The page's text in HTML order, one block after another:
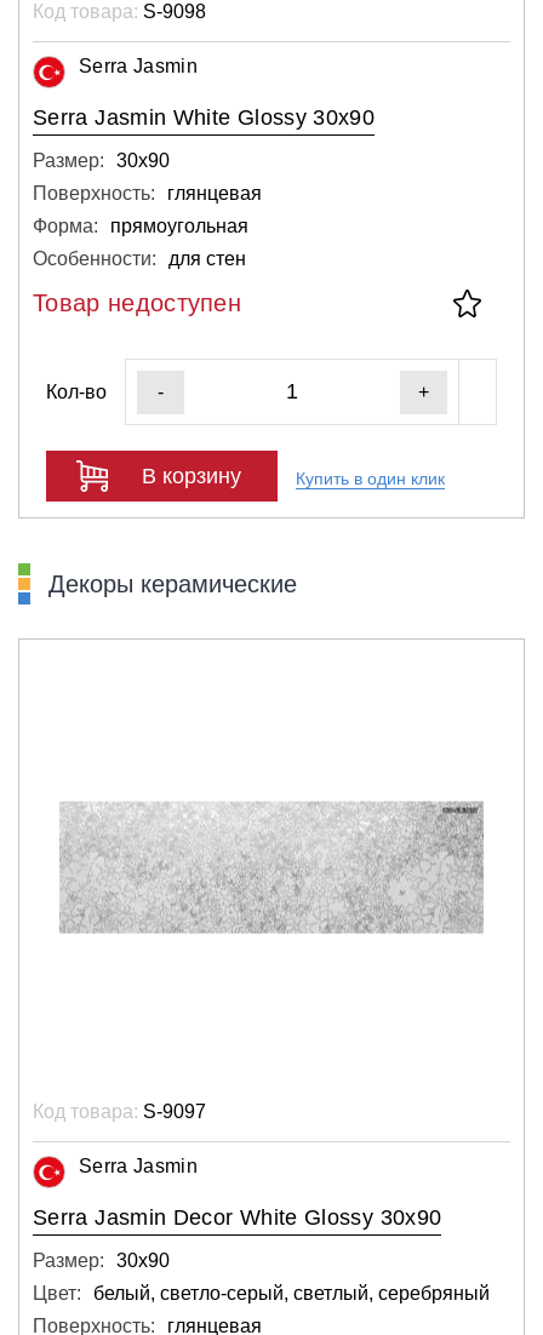
Код товара: S-9098
Serra Jasmin
Serra Jasmin White Glossy 30x90
Размер:
30х90
Поверхность:
глянцевая
Форма:
прямоугольная
Особенности:
для стен
Товар недоступен
Кол-во - +
В корзину Купить в один клик
Декоры керамические
Код товара: S-9097
Serra Jasmin
Serra Jasmin Decor White Glossy 30x90
Размер:
30х90
Цвет:
белый, светло-серый, светлый, серебряный
Поверхность:
глянцевая